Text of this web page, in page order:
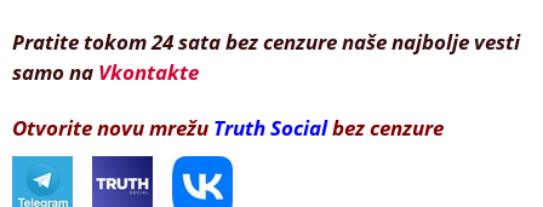
Pratite tokom 24 sata bez cenzure naše najbolje vesti
samo na Vkontakte
Otvorite novu mrežu Truth Socialbez cenzure